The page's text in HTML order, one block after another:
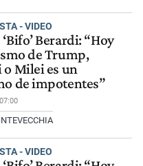
- VIDEO
Berardi: “Hoy
de Trump,
Milei es un
de impotentes”
- VIDEO